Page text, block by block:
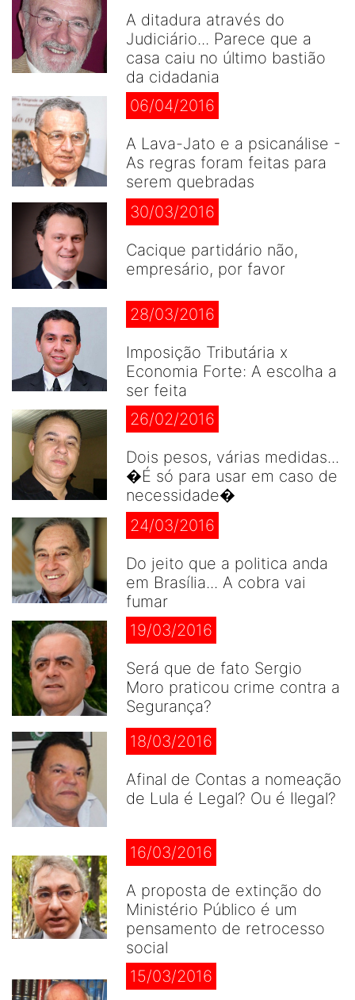
A ditadura através do
Judiciário... Parece que a
casa caiu no último bastião
da cidadania
06/04/2016
A Lava-Jato e a psicanálise -
As regras foram feitas para
serem quebradas
30/03/2016
Cacique partidário não,
empresário, por favor
28/03/2016
Imposição Tributária x
Economia Forte: A escolha a
ser feita
26/02/2016
Dois pesos, várias medidas...
�É só para usar em caso de
necessidade�
24/03/2016
Do jeito que a politica anda
em Brasília... A cobra vai
fumar
19/03/2016
Será que de fato Sergio
Moro praticou crime contra a
Segurança?
18/03/2016
Afinal de Contas a nomeação
de Lula é Legal? Ou é Ilegal?
16/03/2016
A proposta de extinção do
Ministério Público é um
pensamento de retrocesso
social
15/03/2016